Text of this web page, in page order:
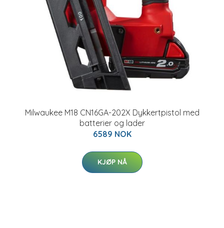
Milwaukee M18 CN16GA-202X Dykkertpistol med
batterier og lader
6589 NOK
KJØP NÅ